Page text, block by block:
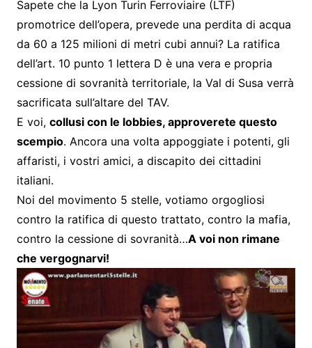
Sapete che la Lyon Turin Ferroviaire (LTF)
promotrice dell’opera, prevede una perdita di acqua
da 60 a 125 milioni di metri cubi annui? La ratifica
dell’art. 10 punto 1 lettera D è una vera e propria
cessione di sovranità territoriale, la Val di Susa verrà
sacrificata sull’altare del TAV.
E voi, collusi con le lobbies, approverete questo
scempio. Ancora una volta appoggiate i potenti, gli
affaristi, i vostri amici, a discapito dei cittadini
italiani.
Noi del movimento 5 stelle, votiamo orgogliosi
contro la ratifica di questo trattato, contro la mafia,
contro la cessione di sovranità…A voi non rimane
che vergognarvi!